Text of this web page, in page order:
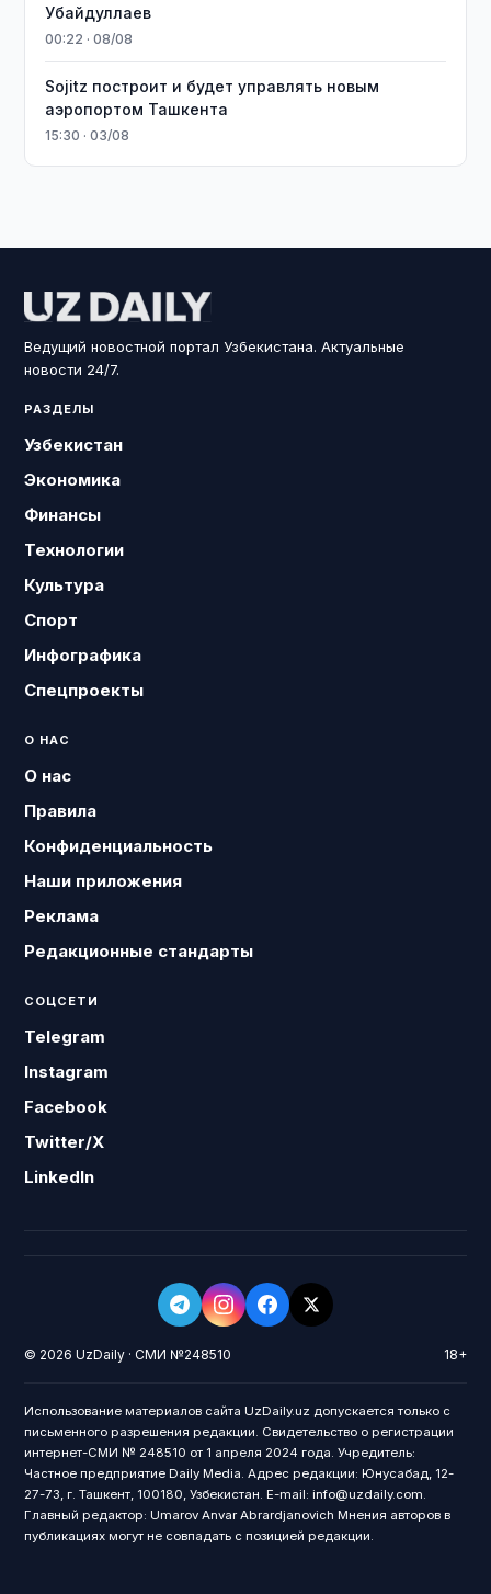
Убайдуллаев
00:22 · 08/08
Sojitz построит и будет управлять новым
аэропортом Ташкента
15:30 · 03/08
Ведущий новостной портал Узбекистана. Актуальные
новости 24/7.
РАЗДЕЛЫ
Узбекистан
Экономика
Финансы
Технологии
Культура
Спорт
Инфографика
Спецпроекты
О НАС
О нас
Правила
Конфиденциальность
Наши приложения
Реклама
Редакционные стандарты
СОЦСЕТИ
Telegram
Instagram
Facebook
Twitter/X
LinkedIn
© 2026 UzDaily · СМИ №248510 18+
Использование материалов сайта UzDaily.uz допускается только с
письменного разрешения редакции. Свидетельство о регистрации
интернет-СМИ № 248510 от 1 апреля 2024 года. Учредитель:
Частное предприятие Daily Media. Адрес редакции: Юнусабад, 12-
27-73, г. Ташкент, 100180, Узбекистан. E-mail: info@uzdaily.com.
Главный редактор: Umarov Anvar Abrardjanovich Мнения авторов в
публикациях могут не совпадать с позицией редакции.